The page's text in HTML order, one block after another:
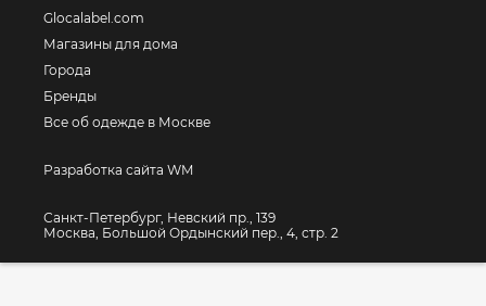
Glocalabel.com
Магазины для дома
Города
Бренды
Все об одежде в Москве
Разработка сайта WM
Санкт-Петербург, Невский пр., 139
Москва, Большой Ордынский пер., 4, стр. 2